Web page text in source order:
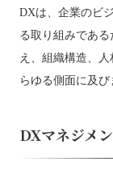
DXは、企業のビ
る取り組みであ
え、組織構造、
らゆる側面に及び
DXマネジメ